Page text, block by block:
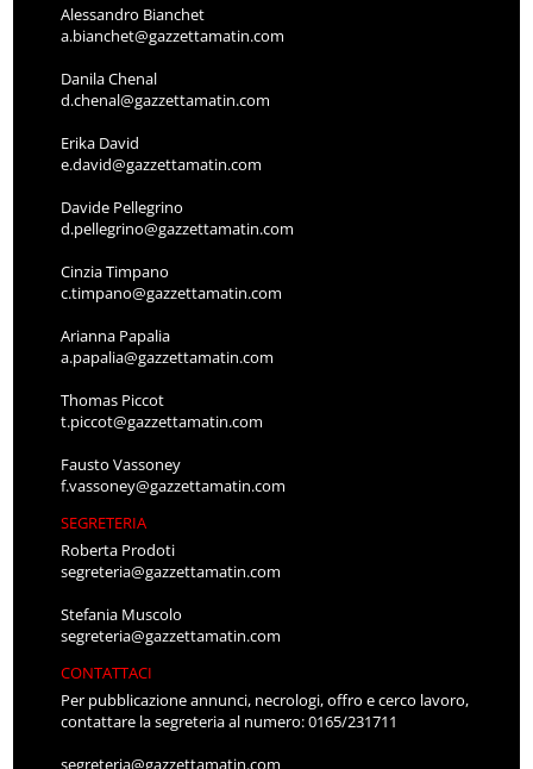
Alessandro Bianchet
a.bianchet@gazzettamatin.com
Danila Chenal
d.chenal@gazzettamatin.com
Erika David
e.david@gazzettamatin.com
Davide Pellegrino
d.pellegrino@gazzettamatin.com
Cinzia Timpano
c.timpano@gazzettamatin.com
Arianna Papalia
a.papalia@gazzettamatin.com
Thomas Piccot
t.piccot@gazzettamatin.com
Fausto Vassoney
f.vassoney@gazzettamatin.com
SEGRETERIA
Roberta Prodoti
segreteria@gazzettamatin.com
Stefania Muscolo
segreteria@gazzettamatin.com
CONTATTACI
Per pubblicazione annunci, necrologi, offro e cerco lavoro,
contattare la segreteria al numero: 0165/231711
segreteria@gazzettamatin.com